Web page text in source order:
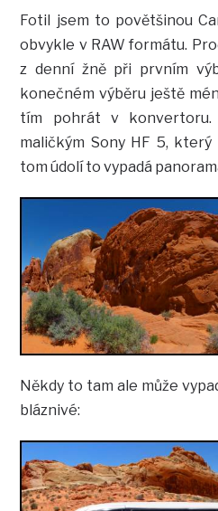
Fotil jsem to povětšinou
obvykle v RAW formátu.
z denní žně při prvním
konečném výběru ještě
tím pohrát v
maličkým Sony HF 5, který
tom údolí to vypadá
Někdy to tam ale může
bláznivé: